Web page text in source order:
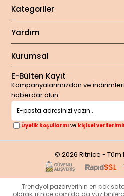
Kategoriler
Yardım
Kurumsal
E-Bülten Kayıt
Kampanyalarımızdan ve
haberdar olun.
Üyelik koşullarını ve kişisel
© 2026 Ritnice - Tüm
Trendyol pazaryerinin en çok
olarak, ritnice.com’da da yüz